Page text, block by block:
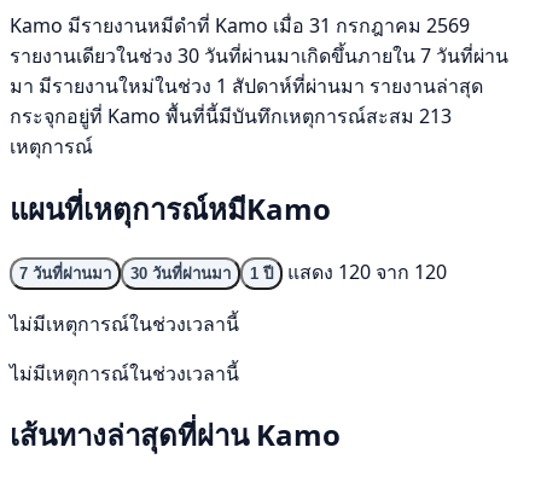
Kamo มีรายงานหมีดำที่ Kamo เมื่อ 31 กรกฎาคม 2569
รายงานเดียวในช่วง 30 วันที่ผ่านมาเกิดขึ้นภายใน 7 วันที่ผ่าน
มา มีรายงานใหม่ในช่วง 1 สัปดาห์ที่ผ่านมา รายงานล่าสุด
กระจุกอยู่ที่ Kamo พื้นที่นี้มีบันทึกเหตุการณ์สะสม 213
เหตุการณ์
แผนที่เหตุการณ์หมีKamo
7 วันที่ผ่านมา 30 วันที่ผ่านมา 1 ปี
แสดง 120 จาก 120
ไม่มีเหตุการณ์ในช่วงเวลานี้
ไม่มีเหตุการณ์ในช่วงเวลานี้
เส้นทางล่าสุดที่ผ่าน Kamo